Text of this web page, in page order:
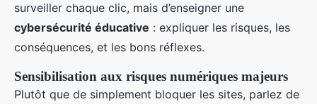
surveiller chaque clic, mais d’enseigner une
cybersécurité éducative : expliquer les risques, les
conséquences, et les bons réflexes.
Sensibilisation aux risques numériques majeurs
Plutôt que de simplement bloquer les sites, parlez de